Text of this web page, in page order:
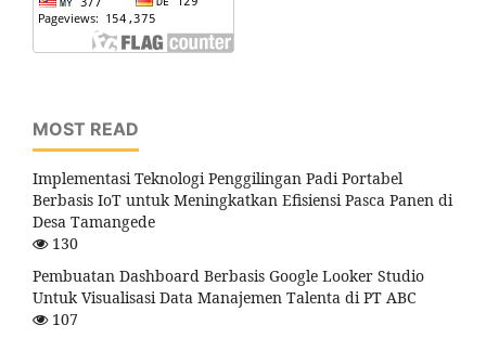
MOST READ
Implementasi Teknologi Penggilingan Padi Portabel
Berbasis IoT untuk Meningkatkan Efisiensi Pasca Panen di
Desa Tamangede
130
Pembuatan Dashboard Berbasis Google Looker Studio
Untuk Visualisasi Data Manajemen Talenta di PT ABC
107